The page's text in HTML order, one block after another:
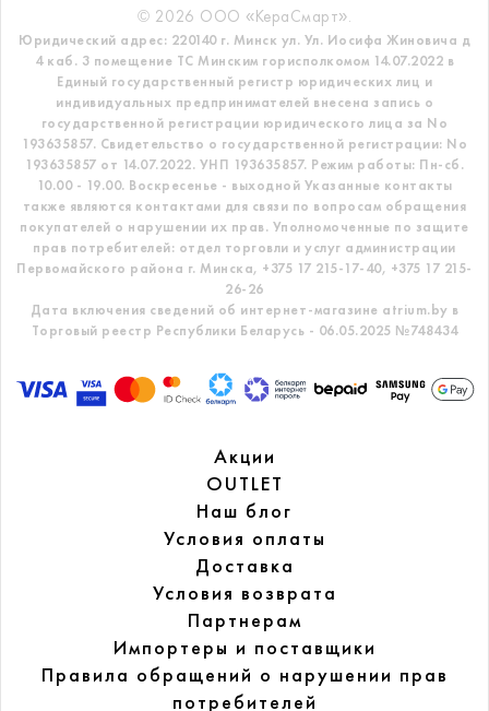
© 2026 ООО «КераСмарт».
Юридический адрес: 220140 г. Минск ул. Ул. Иосифа Жиновича д
4 каб. 3 помещение ТС Минским горисполкомом 14.07.2022 в
Единый государственный регистр юридических лиц и
индивидуальных предпринимателей внесена запись о
государственной регистрации юридического лица за No
193635857. Свидетельство о государственной регистрации: No
193635857 от 14.07.2022. УНП 193635857. Режим работы: Пн-сб.
10.00 - 19.00. Воскресенье - выходной Указанные контакты
также являются контактами для связи по вопросам обращения
покупателей о нарушении их прав. Уполномоченные по защите
прав потребителей: отдел торговли и услуг администрации
Первомайского района г. Минска, +375 17 215-17-40, +375 17 215-
26-26
Дата включения сведений об интернет-магазине atrium.by в
Торговый реестр Республики Беларусь - 06.05.2025 №748434
Акции
OUTLET
Наш блог
Условия оплаты
Доставка
Условия возврата
Партнерам
Импортеры и поставщики
Правила обращений о нарушении прав
потребителей